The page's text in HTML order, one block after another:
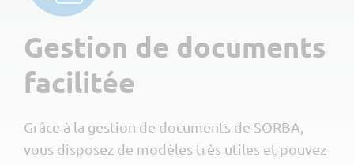
Nos clients
Moyennes entreprises 10-50 👷
Créateurs d'entreprise
Branches
Horticulture
Peintres & plâtriers
Solution globale
À propos
Gestion de documents
facilitée
Grâce à la gestion de documents de SORBA,
vous disposez de modèles très utiles et pouvez